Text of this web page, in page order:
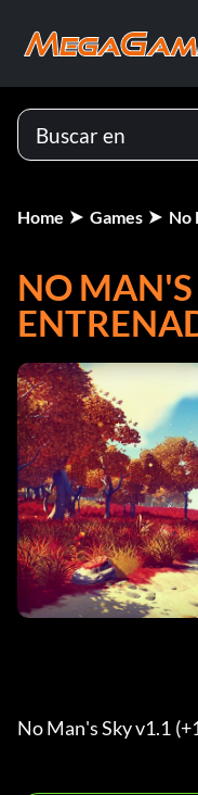
Home Games No
NO
No Man's Sky v1.1